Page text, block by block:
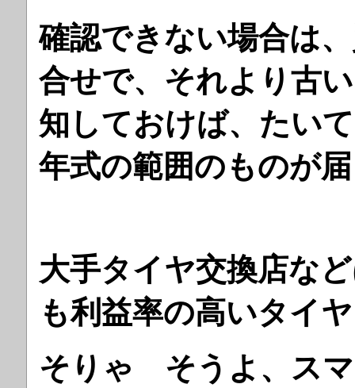
確認できない場合は
合せで、それより古
知しておけば、たい
年式の範囲のものが
大手タイヤ交換店な
も利益率の高いタイ
そりゃ そうよ、スマ